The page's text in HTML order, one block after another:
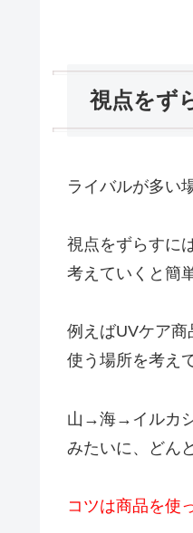
視点をず
ライバルが多い
視点をずらすに
考えていくと簡
例えばUVケア商
使う場所を考え
山→海→イルカ
みたいに、どん
コツは商品を使